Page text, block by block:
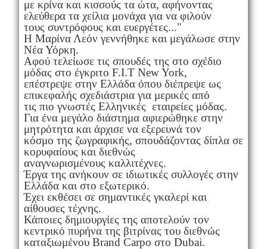
με κρίνα και κισσούς τα ώτα, αφήνοντας
ελεύθερα τα χείλια μονάχα για να φιλούν
τους συντρόφους και ευεργέτες..."
Η Μαρίνα Λεόν γεννήθηκε και μεγάλωσε στην
Νέα Υόρκη.
Αφού τελείωσε τις σπουδές της στο σχέδιο
μόδας στο έγκριτο F.I.T New York,
επέστρεψε στην Ελλάδα όπου διέπρεψε ως
επικεφαλής σχεδιάστρια για μερικές από
τις πιο γνωστές Ελληνικές εταιρείες μόδας.
Για ένα μεγάλο διάστημα αφιερώθηκε στην
μητρότητα και άρχισε να εξερευνά τον
κόσμο της ζωγραφικής, σπουδάζοντας δίπλα σε
κορυφαίους και διεθνώς
αναγνωρισμένους καλλιτέχνες.
Έργα της ανήκουν σε ιδιωτικές συλλογές στην
Ελλάδα και στο εξωτερικό.
Έχει εκθέσει σε σημαντικές γκαλερί και
αίθουσες τέχνης.
Κάποιες δημιουργίες της αποτελούν τον
κεντρικό πυρήνα της βιτρίνας του διεθνώς
καταξιωμένου Brand Carpo στο Dubai.